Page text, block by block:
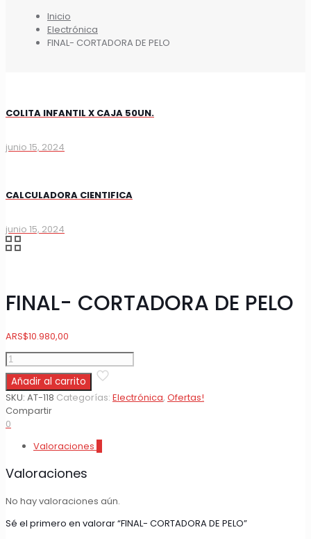
Inicio
Electrónica
FINAL- CORTADORA DE PELO
COLITA INFANTIL X CAJA 50UN.
junio 15, 2024
CALCULADORA CIENTIFICA
junio 15, 2024
FINAL- CORTADORA DE PELO
ARS$10.980,00
FINAL-
CORTADORA
DE
PELO
cantidad
Añadir al carrito
SKU: AT-118 Categorías: Electrónica, Ofertas!
Compartir
0
Valoraciones
Valoraciones
No hay valoraciones aún.
Sé el primero en valorar “FINAL- CORTADORA DE PELO”